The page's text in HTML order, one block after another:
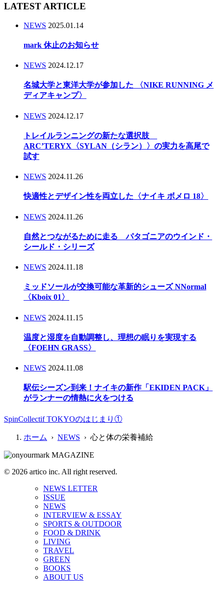
LATEST ARTICLE
NEWS 2025.01.14
mark 休止のお知らせ
NEWS 2024.12.17
名城大学と東洋大学が参加した 〈NIKE RUNNING メ
ディアキャンプ〉
NEWS 2024.12.17
トレイルランニングの新たな選択肢
ARC’TERYX〈SYLAN（シラン）〉の実力を高尾で
試す
NEWS 2024.11.26
快適性とデザイン性を両立した〈ナイキ ボメロ 18〉
NEWS 2024.11.26
自然とつながるために走る パタゴニアのウインド・
シールド・シリーズ
NEWS 2024.11.18
ミッドソールが交換可能な革新的シューズ NNormal
〈Kboix 01〉
NEWS 2024.11.15
温度と湿度を自動調整し、理想の眠りを実現する
〈FOEHN GRASS〉
NEWS 2024.11.08
駅伝シーズン到来！ナイキの新作「EKIDEN PACK」
がランナーの情熱に火をつける
SpinCollectif TOKYOのはじまり①
ホーム › NEWS › 心と体の栄養補給
© 2026 artico inc. All right reserved.
NEWS LETTER
ISSUE
NEWS
INTERVIEW & ESSAY
SPORTS & OUTDOOR
FOOD & DRINK
LIVING
TRAVEL
GREEN
BOOKS
ABOUT US